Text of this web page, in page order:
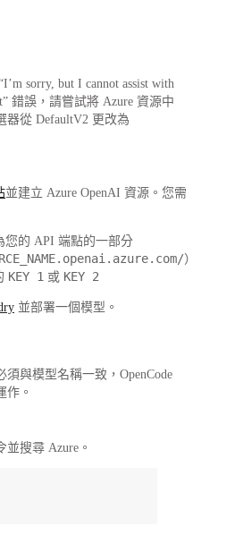
sorry, but I cannot assist with
錯誤，請嘗試將 Azure 資源中
器從 DefaultV2 更改為
並建立 Azure OpenAI 資源。您需
您的 API 端點的一部分
）
KEY 1 或 KEY 2
並部署一個模型。
須與模型名稱一致，OpenCode
作。
並搜尋 Azure 。